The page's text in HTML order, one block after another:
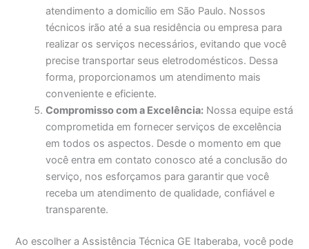
atendimento a domicílio em São Paulo. Nossos
técnicos irão até a sua residência ou empresa para
realizar os serviços necessários, evitando que você
precise transportar seus eletrodomésticos. Dessa
forma, proporcionamos um atendimento mais
conveniente e eficiente.
Compromisso com a Excelência: Nossa equipe está
comprometida em fornecer serviços de excelência
em todos os aspectos. Desde o momento em que
você entra em contato conosco até a conclusão do
serviço, nos esforçamos para garantir que você
receba um atendimento de qualidade, confiável e
transparente.
Ao escolher a Assistência Técnica GE Itaberaba, você pode